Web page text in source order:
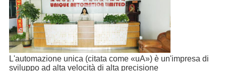
L'automazione unica (citata come «uA») è un'impresa di
sviluppo ad alta velocità di alta precisione